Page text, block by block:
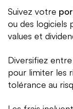
Suivez votre
ou des logiciels
values et
Diversifiez
pour limiter les
tolérance au